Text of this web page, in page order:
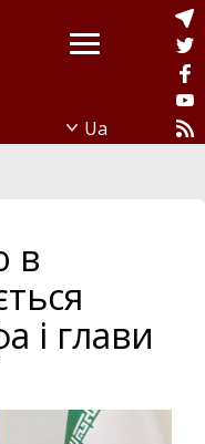
в
і глави